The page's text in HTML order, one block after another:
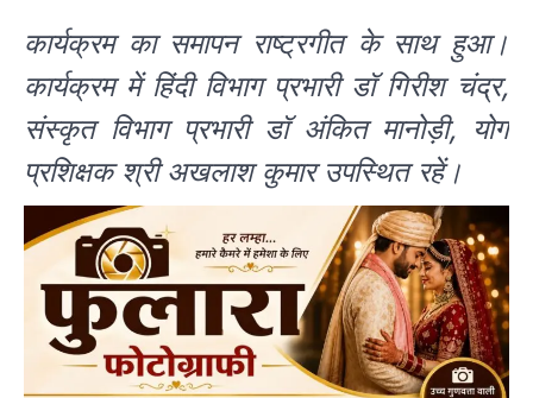
कार्यक्रम का समापन राष्ट्रगीत के साथ हुआ।
कार्यक्रम में हिंदी विभाग प्रभारी डॉ गिरीश चंद्र,
संस्कृत विभाग प्रभारी डॉ अंकित मानोड़ी, योग
प्रशिक्षक श्री अखलाश कुमार उपस्थित रहें।